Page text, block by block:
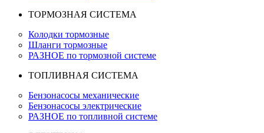
ТОРМОЗНАЯ СИСТЕМА
Колодки тормозные
Шланги тормозные
РАЗНОЕ по тормозной системе
ТОПЛИВНАЯ СИСТЕМА
Бензонасосы механические
Бензонасосы электрические
РАЗНОЕ по топливной системе